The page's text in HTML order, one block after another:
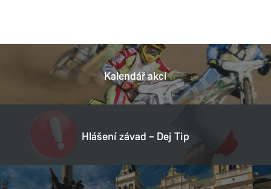
Kalendář akcí
Hlášení závad – Dej Tip